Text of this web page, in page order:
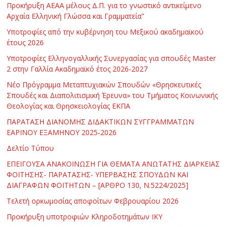
Προκήρυξη ΑΕΑΑ μέλους Δ.Π. για το γνωστικό αντικείμενο
Αρχαία Ελληνική Γλώσσα και Γραμματεία”
Υποτροφίες από την κυβέρνηση του Μεξικού ακαδημαϊκού
έτους 2026
Υποτροφίες Ελληνογαλλικής Συνεργασίας για σπουδές Master
2 στην Γαλλία Ακαδημαϊκό έτος 2026-2027
Νέο Πρόγραμμα Μεταπτυχιακών Σπουδών «Θρησκευτικές
Σπουδές και Διαπολιτισμική Έρευνα» του Τμήματος Κοινωνικής
Θεολογίας και Θρησκειολογίας ΕΚΠΑ
ΠΑΡΑΤΑΣΗ ΔΙΑΝΟΜΗΣ ΔΙΔΑΚΤΙΚΩΝ ΣΥΓΓΡΑΜΜΑΤΩΝ
ΕΑΡΙΝΟΥ ΕΞΑΜΗΝΟΥ 2025-2026
Δελτίο Τύπου
ΕΠΕΙΓΟΥΣΑ ΑΝΑΚΟΙΝΩΣΗ ΓΙΑ ΘΕΜΑΤΑ ΑΝΩΤΑΤΗΣ ΔΙΑΡΚΕΙΑΣ
ΦΟΙΤΗΣΗΣ- ΠΑΡΑΤΑΣΗΣ- ΥΠΕΡΒΑΣΗΣ ΣΠΟΥΔΩΝ ΚΑΙ
ΔΙΑΓΡΑΦΩΝ ΦΟΙΤΗΤΩΝ – [ΑΡΘΡΟ 130, Ν.5224/2025]
Τελετή ορκωμοσίας αποφοίτων Φεβρουαρίου 2026
Προκήρυξη υποτροφιών Κληροδοτημάτων ΙΚΥ